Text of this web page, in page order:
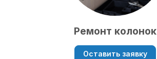
Ремонт колонок
Оставить заявку